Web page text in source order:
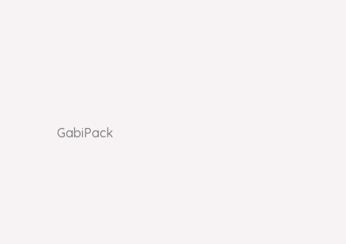
GabiPack